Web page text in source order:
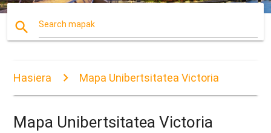
search Search mapak
Hasiera Mapa Unibertsitatea Victoria
Mapa Unibertsitatea Victoria